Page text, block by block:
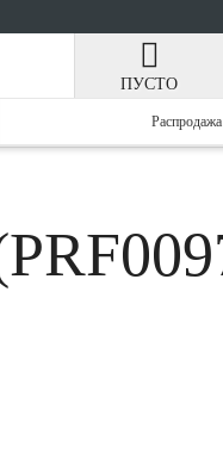
ПУСТО
Распродажа